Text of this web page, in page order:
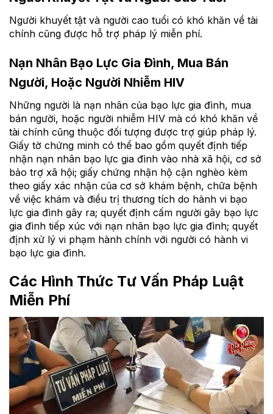
Người khuyết tật và người cao tuổi có khó khăn về tài
chính cũng được hỗ trợ pháp lý miễn phí.
Nạn Nhân Bạo Lực Gia Đình, Mua Bán
Người, Hoặc Người Nhiễm HIV
Những người là nạn nhân của bạo lực gia đình, mua
bán người, hoặc người nhiễm HIV mà có khó khăn về
tài chính cũng thuộc đối tượng được trợ giúp pháp lý.
Giấy tờ chứng minh có thể bao gồm quyết định tiếp
nhận nạn nhân bạo lực gia đình vào nhà xã hội, cơ sở
bảo trợ xã hội; giấy chứng nhận hộ cận nghèo kèm
theo giấy xác nhận của cơ sở khám bệnh, chữa bệnh
về việc khám và điều trị thương tích do hành vi bạo
lực gia đình gây ra; quyết định cấm người gây bạo lực
gia đình tiếp xúc với nạn nhân bạo lực gia đình; quyết
định xử lý vi phạm hành chính với người có hành vi
bạo lực gia đình.
Các Hình Thức Tư Vấn Pháp Luật
Miễn Phí